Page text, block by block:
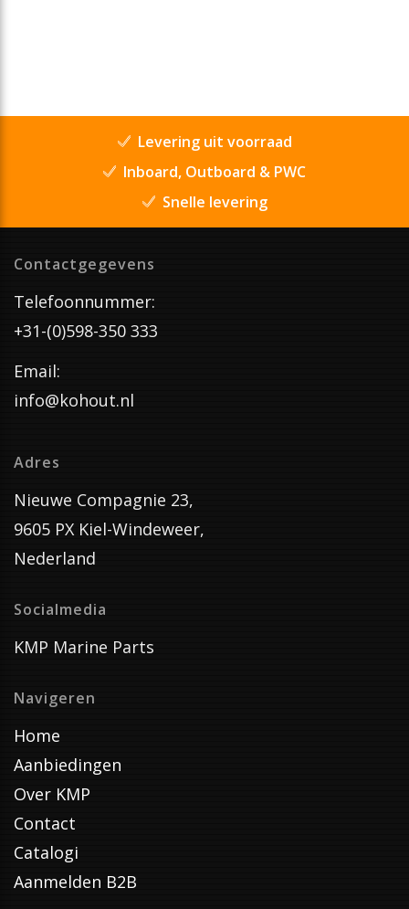
Levering uit voorraad
Inboard, Outboard & PWC
Snelle levering
Contactgegevens
Telefoonnummer:
+31-(0)598-350 333
Email:
info@kohout.nl
Adres
Nieuwe Compagnie 23,
9605 PX Kiel-Windeweer,
Nederland
Socialmedia
KMP Marine Parts
Navigeren
Home
Aanbiedingen
Over KMP
Contact
Catalogi
Aanmelden B2B